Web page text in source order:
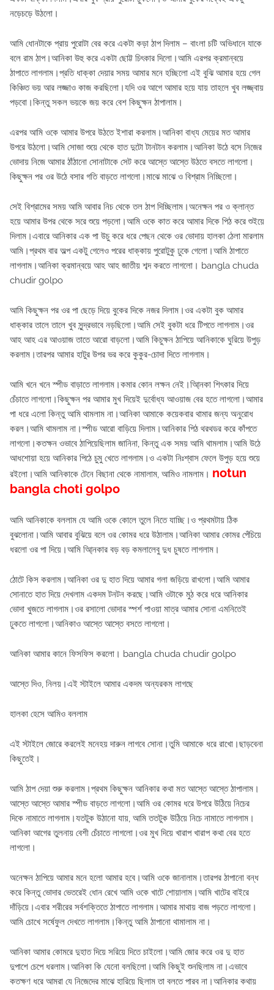
নড়েচড়ে উঠলো।
আমি ধোনটাকে প্রায় পুরোটা বের করে একটা কড়া ঠাপ দিলাম – বাংলা চটি অভিধানে যাকে
বলে রাম ঠাপ।আনিকা উহু করে একটা ছোট্ট চিৎকার দিলো।আমি এরপর ক্রমান্বয়ে
ঠাপাতে লাগলাম।প্রতি ধাক্কা দেয়ার সময় আমার মনে হচ্ছিলো এই বুঝি আমার হয়ে গেল
কিঞ্চিত ভয় আর লজ্জাও কাজ করছিলো।যদি ওর আগে আমার হয়ে যায় তাহলে খুব লজ্জ্বায়
পড়বো।কিন্তু সকল ভয়কে জয় করে বেশ কিছুক্ষন ঠাপালাম।
এরপর আমি ওকে আমার উপরে উঠতে ইশারা করলাম।আনিকা বাধ্য মেয়ের মত আমার
উপরে উঠলো।আমি সোজা শুয়ে থেকে হাত দুটো টানটান করলাম।আনিকা উঠে বসে নিজের
ভোদায় নিজে আমার ঠাঁঠানো সোনাটাকে সেট করে আস্তে আস্তে উঠতে বসতে লাগলো।
কিছুক্ষন পর ওর উঠে বসার গতি বাড়তে লাগলো।মাঝে মাঝে ও বিশ্রাম নিচ্ছিলো।
সেই বিশ্রামের সময় আমি আবার নিচ থেকে তল ঠাপ দিচ্ছিলাম।অনেক্ষন পর ও ক্লান্ত
হয়ে আমার উপর থেকে সরে শুয়ে পড়লো।আমি ওকে কাত করে আমার দিকে পিঠ করে শুইয়ে
দিলাম।এবারে আনিকার এক পা উচু করে ধরে পেছন থেকে ওর ভোদায় হালকা ঠেলা মারলাম
আমি।প্রথম বার অল্প একটু গেলেও পরের ধাক্কায় পুরোটুকু ঢুকে গেলো।আমি ঠাপাতে
লাগলাম।আনিকা ক্রমান্বয়ে আহ আহ জাতীয় শব্দ করতে লাগলো। bangla chuda
chudir golpo
আমি কিছুক্ষন পর ওর পা ছেড়ে দিয়ে বুকের দিকে নজর দিলাম।ওর একটা বুক আমার
ধাক্কার তালে তালে খুব সুন্দ্রভাবে নড়ছিলো।আমি সেই বুকটা ধরে টিপতে লাগলাম।ওর
আহ আহ এর আওয়াজ তাতে আরো বাড়লো।আমি কিচুক্ষন ঠাপিয়ে আনিকাকে ঘুরিয়ে উপুড়
করলাম।তারপর আমার হাটুর উপর ভর করে কুকুর-চোদা দিতে লাগলাম।
আমি খনে খনে স্পীড বাড়াতে লাগলাম।কমার কোন লক্ষন নেই।আ্নিকা শিৎকার দিয়ে
চেঁচাতে লাগলো।কিছুক্ষন পর আমার মুখ দিয়েই দুর্বোধ্য আওয়াজ বের হতে লাগলো।আমার
পা ধরে এলো কিন্তু আমি থামলাম না।আনিকা আমাকে কয়েকবার থামার জন্য অনুরোধ
করল।আমি থামলাম না।স্পীড আরো বাড়িয়ে দিলাম।আনিকার পিঠ থরথডর করে কাঁপতে
লাগলো।কতক্ষন ওভাবে ঠাপিয়েছিলাম জানিনা, কিন্তু এক সময় আমি থামলাম।আমি উঠে
আধশোয়া হয়ে আনিকার পিঠে চুমু খেতে লাগলাম।ও একটা নিঃশ্বাস ফেলে উপুড় হয়ে শুয়ে
রইলো।আমি আনিকাকে টেনে বিছানা থেকে নামালাম, আমিও নামলাম। notun
bangla choti golpo
আমি আনিকাকে বললাম যে আমি ওকে কোলে তুলে নিতে যাচ্ছি।ও প্রথমটায় ঠিক
বুঝলোনা।আমি আবার বুঝিয়ে বলে ওর কোমর ধরে উঠালাম।আনিকা আমার কোমর পেঁচিয়ে
ধরলো ওর পা দিয়ে।আমি আ্নিকার বড় বড় কমলালেবু দুধ চুষতে লাগলাম।
ঠোটে কিস করলাম।আনিকা ওর দু হাত দিয়ে আমার গলা জড়িয়ে রাখলো।আমি আমার
সোনাতে হাত দিয়ে দেখলাম একদম টনটন করছে।আমি ওটাকে মুঠ করে ধরে আনিকার
ভোদা খুজতে লাগলাম।ওর রসালো ভোদার স্পর্শ পাওয়া মাত্র আমার সোনা এমনিতেই
ঢুকতে লাগলো।আনিকাও আস্তে আস্তে বসতে লাগলো।
আনিকা আমার কানে ফিসফিস করলো। bangla chuda chudir golpo
আস্তে দিও, নিলয়।এই স্টাইলে আমার একদম অন্যরকম লাগছে
হালকা হেসে আমিও বললাম
এই স্টাইলে জোরে করলেই মনেহয় দারুন লাগবে সোনা।তুমি আমাকে ধরে রাখো।ছাড়বেনা
কিছুতেই।
আমি ঠাপ দেয়া শুরু করলাম।প্রথম কিছুক্ষন আনিকার কথা মত আস্তে আস্তে ঠাপালাম।
আস্তে আস্তে আমার স্পীড বাড়তে লাগলো।আমি ওর কোমর ধরে উপরে উঠিয়ে নিচের
দিকে নামাতে লাগলাম।যতটুক উঠানো যায়, আমি ততটুক উঠিয়ে নিচে নামাতে লাগলাম।
আনিকা আগের তুলনায় বেশী চেঁচাতে লাগলো।ওর মুখ দিয়ে খারাপ খারাপ কথা বের হতে
লাগলো।
অনেক্ষন ঠাপিয়ে আমার মনে হলো আমার হবে।আমি ওকে জানালাম।তারপর ঠাপানো বন্ধ
করে কিন্তু ভোদার ভেতরেই ধোন রেখে আমি ওকে খাটে শোয়ালাম।আমি খাটের বাইরে
দাঁড়িয়ে।এবার শরীরের সর্বশক্তিতে ঠাপাতে লাগলাম।আমার মাথায় বাজ পড়তে লাগলো।
আমি চোখে সর্ষেফুল দেখতে লাগলাম।কিন্তু আমি ঠাপানো থামালাম না।
আনিকা আমার কোমরে দুহাত দিয়ে সরিয়ে দিতে চাইলো।আমি জোর করে ওর দু হাত
দুপাশে চেপে ধরলাম।আনিকা কি যেনো বলছিলো।আমি কিছুই শুনছিলাম না।এভাবে
কতক্ষণ ধরে আমরা যে নিজেদের মাঝে হারিয়ে ছিলাম তা বলতে পারব না।আনিকার কথায়